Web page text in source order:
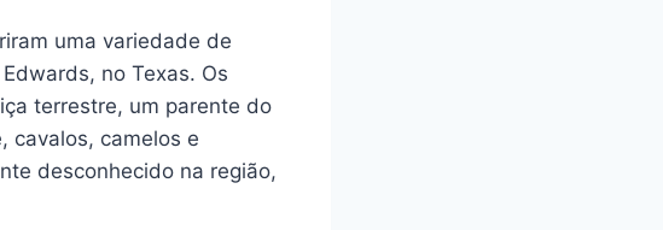
uma variedade de
no Texas. Os
terrestre, um parente do
cavalos, camelos e
desconhecido na região,